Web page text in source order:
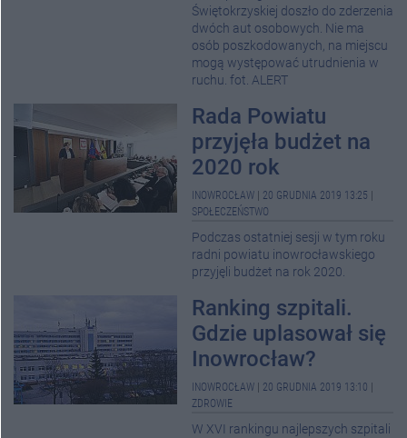
Świętokrzyskiej doszło do zderzenia
dwóch aut osobowych. Nie ma
osób poszkodowanych, na miejscu
mogą występować utrudnienia w
ruchu. fot. ALERT
Rada Powiatu
przyjęła budżet na
2020 rok
INOWROCŁAW 20 GRUDNIA 2019 13:25
SPOŁECZEŃSTWO
Podczas ostatniej sesji w tym roku
radni powiatu inowrocławskiego
przyjęli budżet na rok 2020.
Ranking szpitali.
Gdzie uplasował się
Inowrocław?
INOWROCŁAW 20 GRUDNIA 2019 13:10
ZDROWIE
W XVI rankingu najlepszych szpitali